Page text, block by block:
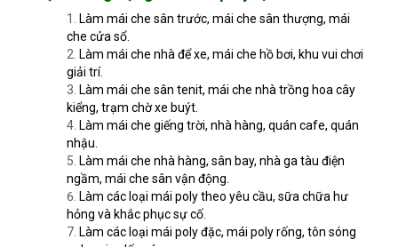
Làm mái che sân trước, mái che sân thượng, mái
che cửa sổ.
Làm mái che nhà để xe, mái che hồ bơi, khu vui chơi
giải trí.
Làm mái che sân tenit, mái che nhà trồng hoa cây
kiểng, trạm chờ xe buýt.
Làm mái che giếng trời, nhà hàng, quán cafe, quán
nhậu.
Làm mái che nhà hàng, sân bay, nhà ga tàu điện
ngầm, mái che sân vận động.
Làm các loại mái poly theo yêu cầu, sữa chữa hư
hỏng và khắc phục sự cố.
Làm các loại mái poly đặc, mái poly rống, tôn sóng